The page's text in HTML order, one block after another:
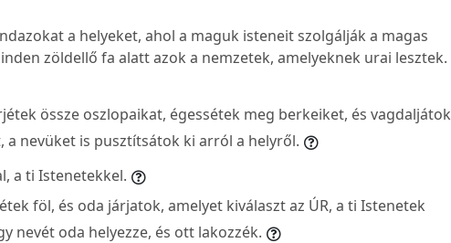
a helyeket, ahol a maguk isteneit szolgálják a magas
zöldellő fa alatt azok a nemzetek, amelyeknek urai lesztek.
össze oszlopaikat, égessétek meg berkeiket, és vagdaljátok
nevüket is pusztítsátok ki arról a helyről.
a ti Istenetekkel.
föl, és oda járjatok, amelyet kiválaszt az ÚR, a ti Istenetek
nevét oda helyezze, és ott lakozzék.